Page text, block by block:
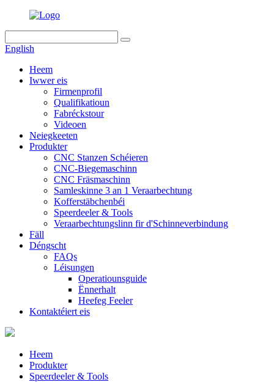
English
Heem
Iwwer eis
Firmenprofil
Qualifikatioun
Fabréckstour
Videoen
Neiegkeeten
Produkter
CNC Stanzen Schéieren
CNC-Biegemaschinn
CNC Fräsmaschinn
Samleskinne 3 an 1 Veraarbechtung
Kofferstäbchenbéi
Speerdeeler & Tools
Veraarbechtungslinn fir d'Schinneverbindung
Fäll
Déngscht
FAQs
Léisungen
Operatiounsguide
Ënnerhalt
Heefeg Feeler
Kontaktéiert eis
Heem
Produkter
Speerdeeler & Tools